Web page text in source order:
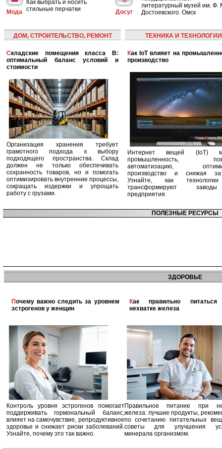
Мода
Как выбрать и носить
стильные перчатки
Досуг
литературный музей им. Ф.
Достоевского. Омск
ДОМ, СТРОИТЕЛЬСТВО, РЕМОНТ
Складские помещения класса B:
оптимальный баланс условий и
стоимости
Организация хранения требует
грамотного подхода к выбору
подходящего пространства. Склад
должен не только обеспечивать
сохранность товаров, но и помогать
оптимизировать внутренние процессы,
сокращать издержки и упрощать
работу с грузами.
ТЕХНИКА И ТЕХНОЛОГИИ
Как IoT влияет на промышленность и
производство
Интернет вещей (IoT)
промышленность,
автоматизацию,
производство и снижая
Узнайте, как
трансформируют
предприятия.
ПОЛЕЗНЫЕ РЕСУРСЫ
ЗДОРОВЬЕ
Почему важно следить за уровнем
эстрогенов у женщин
Контроль уровня эстрогенов помогает
поддерживать гормональный баланс,
влияет на самочувствие, репродуктивное
здоровье и снижает риски заболеваний.
Узнайте, почему это так важно.
Как правильно питаться при
нехватке железа
Правильное питание при
железа: лучшие продукты,
по сочетанию питательных
советы для улучшения
минерала организмом.